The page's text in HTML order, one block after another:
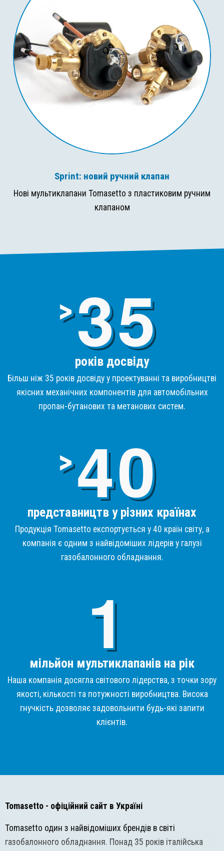
Sprint: новий ручний клапан
Нові мультиклапани Tomasetto з пластиковим ручним
клапаном
>3
років досвіду
Більш ніж 35 років досвіду у проектуванні та виробництві
якісних механічних компонентів для автомобільних
пропан-бутанових та метанових систем.
>4
представництв у різних країнах
Продукція Tomasetto експортується у 40 країн світу, а
компанія є одним з найвідоміших лідерів у галузі
газобалонного обладнання.
мільйон мультиклапанів на рік
Наша компанія досягла світового лідерства, з точки зору
якості, кількості та потужності виробництва. Висока
гнучкість дозволяє задовольнити будь-які запити
клієнтів.
Tomasetto - офіційний сайт в Україні
Tomasetto один з найвідоміших брендів в світі
газобалонного обладнання. Понад 35 років італійська